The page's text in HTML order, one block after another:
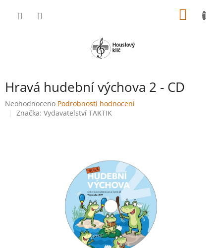
Hravá hudební výchova 2 - CD
Průměrné
hodnocení
Neohodnoceno Podrobnosti hodnocení
Značka: Vydavatelství TAKTIK